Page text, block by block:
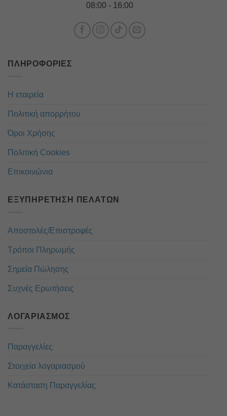
08:00 - 16:00
ΠΛΗΡΟΦΟΡΊΕΣ
Η εταιρεία
Πολιτική απορρήτου
Όροι Χρήσης
Πολιτική Cookies
Επικοινώνια
ΕΞΥΠΗΡΈΤΗΣΗ ΠΕΛΑΤΏΝ
Αποστολές/Επιστροφές
Τρόποι Πληρωμής
Σημεία Πώλησης
Συχνές Ερωτήσεις
ΛΟΓΑΡΙΑΣΜΌΣ
Παραγγελίες
Στοιχεία λογαριασμού
Κατάσταση Παραγγελίας